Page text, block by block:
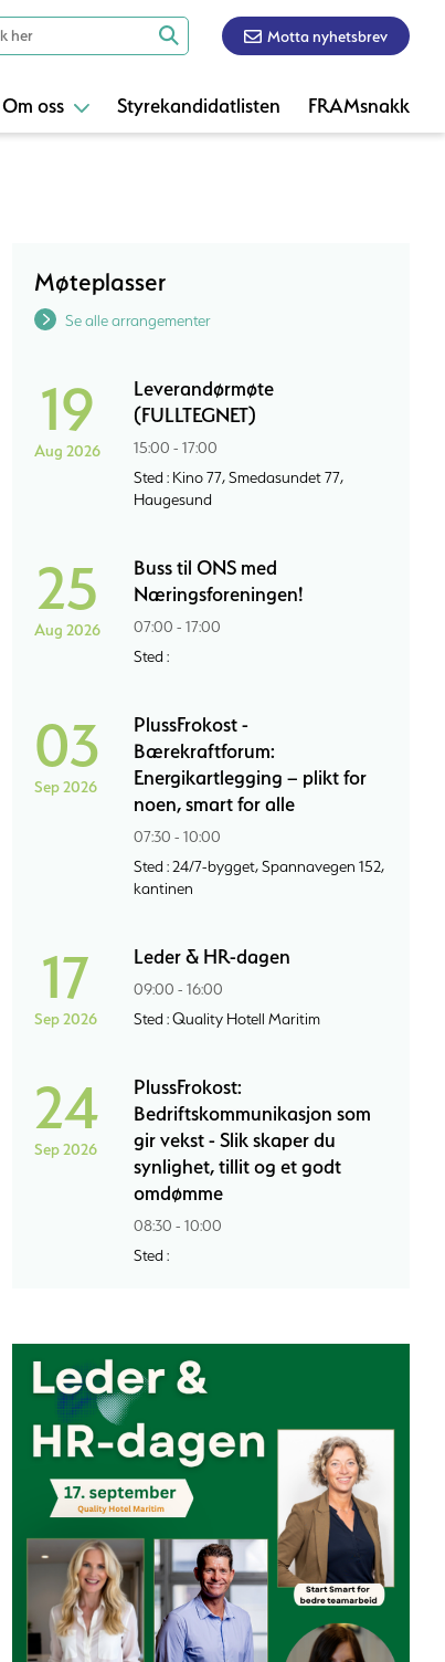
Motta nyhetsbrev
Om oss Styrekandidatlisten FRAMsnakk
Møteplasser
Se alle arrangementer
19
Aug 2026
Leverandørmøte
(FULLTEGNET)
15:00 - 17:00
Sted : Kino 77, Smedasundet 77,
Haugesund
25
Aug 2026
Buss til ONS med
Næringsforeningen!
07:00 - 17:00
Sted :
03
Sep 2026
PlussFrokost -
Bærekraftforum:
Energikartlegging – plikt for
noen, smart for alle
07:30 - 10:00
Sted : 24/7-bygget, Spannavegen 152,
kantinen
17
Sep 2026
Leder & HR-dagen
09:00 - 16:00
Sted : Quality Hotell Maritim
24
Sep 2026
PlussFrokost:
Bedriftskommunikasjon som
gir vekst - Slik skaper du
synlighet, tillit og et godt
omdømme
08:30 - 10:00
Sted :